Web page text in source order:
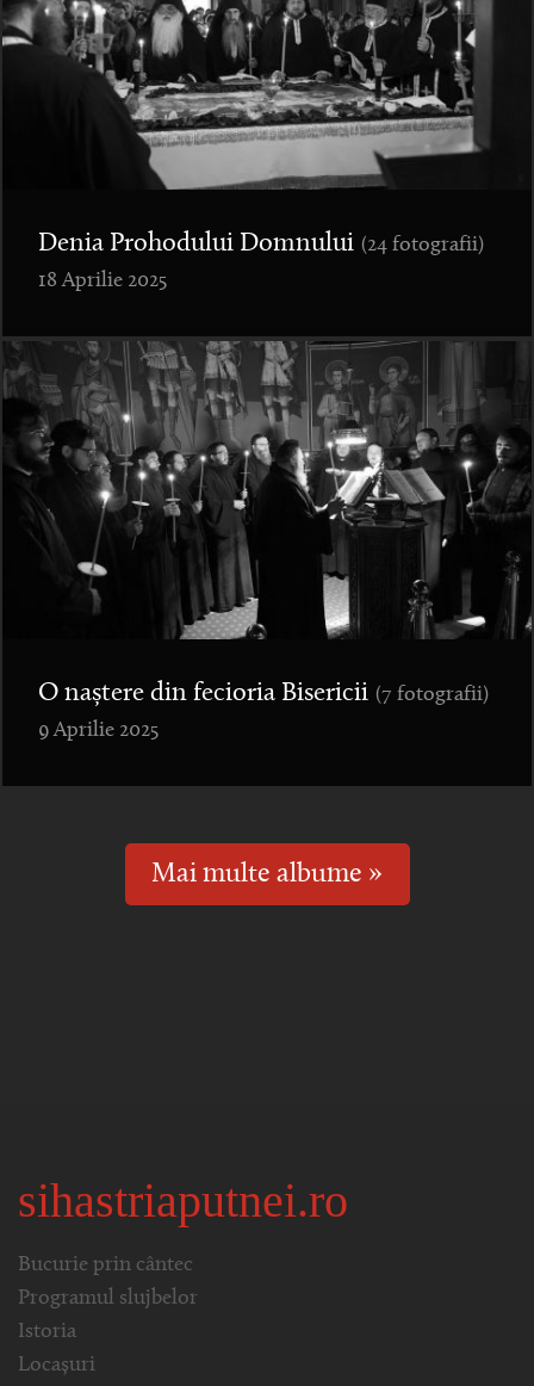
Denia Prohodului Domnului (24 fotografii)
18 Aprilie 2025
O naștere din fecioria Bisericii (7 fotografii)
9 Aprilie 2025
Mai multe albume »
sihastriaputnei.ro
Bucurie prin cântec
Programul slujbelor
Istoria
Locașuri